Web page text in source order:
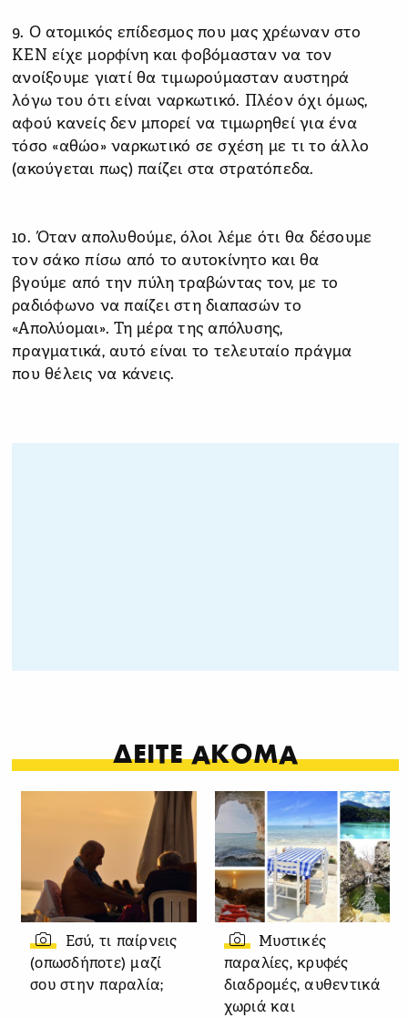
9. Ο ατομικός επίδεσμος που μας χρέωναν στο
ΚΕΝ είχε μορφίνη και φοβόμασταν να τον
ανοίξουμε γιατί θα τιμωρούμασταν αυστηρά
λόγω του ότι είναι ναρκωτικό. Πλέον όχι όμως,
αφού κανείς δεν μπορεί να τιμωρηθεί για ένα
τόσο «αθώο» ναρκωτικό σε σχέση με τι το άλλο
(ακούγεται πως) παίζει στα στρατόπεδα.
10. Όταν απολυθούμε, όλοι λέμε ότι θα δέσουμε
τον σάκο πίσω από το αυτοκίνητο και θα
βγούμε από την πύλη τραβώντας τον, με το
ραδιόφωνο να παίζει στη διαπασών το
«Απολύομαι». Τη μέρα της απόλυσης,
πραγματικά, αυτό είναι το τελευταίο πράγμα
που θέλεις να κάνεις.
ΔΕΙΤΕ ΑΚΟΜΑ
Εσύ, τι παίρνεις
(οπωσδήποτε) μαζί
σου στην παραλία;
Μυστικές
παραλίες, κρυφές
διαδρομές, αυθεντικά
χωριά και